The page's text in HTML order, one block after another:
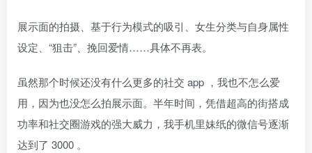
展示面的拍摄、基于行为模式的吸引、女生分类与自身属性
设定、“狙击”、挽回爱情……具体不再表。
虽然那个时候还没有什么更多的社交 app ，我也不怎么爱
用，因为也没怎么拍展示面。半年时间，凭借超高的街搭成
功率和社交圈游戏的强大威力，我手机里妹纸的微信号逐渐
达到了 3000 。